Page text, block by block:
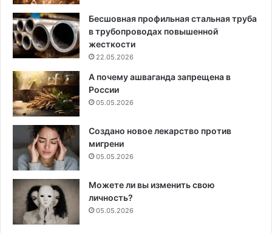
Бесшовная профильная стальная труба
в трубопроводах повышенной
жесткости
22.05.2026
А почему ашваганда запрещена в
России
05.05.2026
Создано новое лекарство против
мигрени
05.05.2026
Можете ли вы изменить свою
личность?
05.05.2026